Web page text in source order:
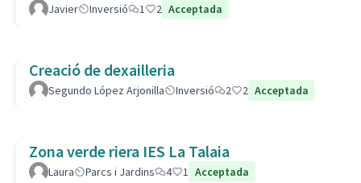
Javier Inversió 1 2 Acceptada
Creació de dexailleria
Segundo López Arjonilla Inversió 2 2 Acceptada
Zona verde riera IES La Talaia
Laura Parcs i Jardins 4 1 Acceptada